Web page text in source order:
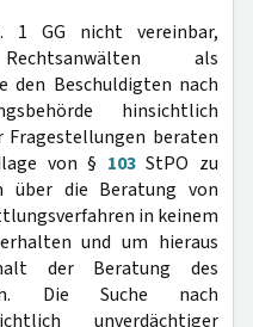
1 GG nicht vereinbar,
als
den Beschuldigten nach
hinsichtlich
beraten
von § 103StPO zu
über die Beratung von
in keinem
und um hieraus
der Beratung des
Die Suche nach
unverdächtiger